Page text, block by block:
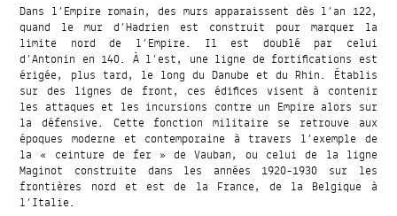
Dans l’Empire romain, des murs apparaissent dès l’an 122,
quand le mur d’Hadrien est construit pour marquer la
limite nord de l’Empire. Il est doublé par celui
d’Antonin en 140. À l’est, une ligne de fortifications est
érigée, plus tard, le long du Danube et du Rhin. Établis
sur des lignes de front, ces édifices visent à contenir
les attaques et les incursions contre un Empire alors sur
la défensive. Cette fonction militaire se retrouve aux
époques moderne et contemporaine à travers l’exemple de
la « ceinture de fer » de Vauban, ou celui de la ligne
Maginot construite dans les années 1920-1930 sur les
frontières nord et est de la France, de la Belgique à
l’Italie.